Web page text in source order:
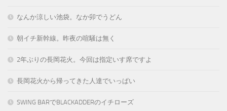
なんか涼しい池袋。なか卯でうどん
朝イチ新幹線。昨夜の喧騒は無く
2年ぶりの長岡花火。今回は指定いす席ですよ
長岡花火から帰ってきた人達でいっぱい
SWING BARでBLACKADDERのイチローズ